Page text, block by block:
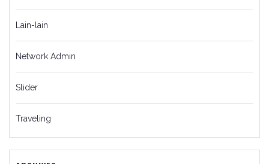
Lain-lain
Network Admin
Slider
Traveling